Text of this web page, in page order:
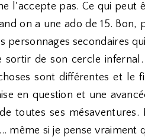
l'accepte pas. Ce qui peut
on a une ado de 15. Bon,
personnages secondaires
sortir de son cercle
sont différentes et le
en question et une
toutes ses
même si je pense